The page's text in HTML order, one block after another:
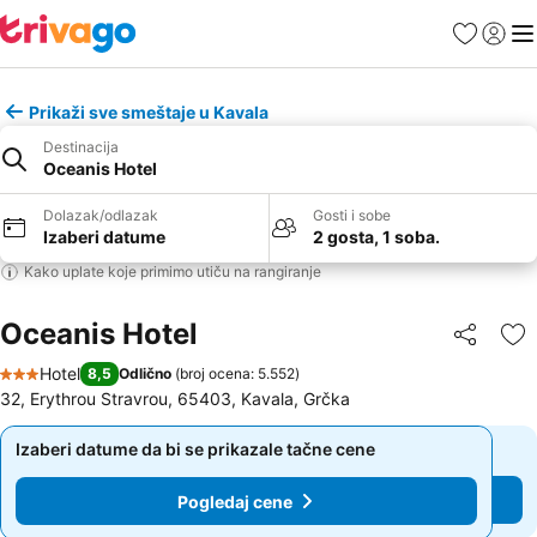
FavoritiPrijavi
Prikaži sve smeštaje u Kavala
Destinacija
Oceanis Hotel
Dolazak/odlazak
Izaberi datume
Gosti i sobe
2 gosta, 1 soba.
Kako uplate koje primimo utiču na rangiranje
Oceanis Hotel Deli
3 Zvezdice
Hotel 8,5 Odlično (broj ocena: 5.552)
32, Erythrou Stravrou, 65403, Kavala, Grčka
Izaberi datume da bi se prikazale tačne cene
Pogledaj cene
Izaberi datume da bi se prikazale tačne cene
Pogledaj cene